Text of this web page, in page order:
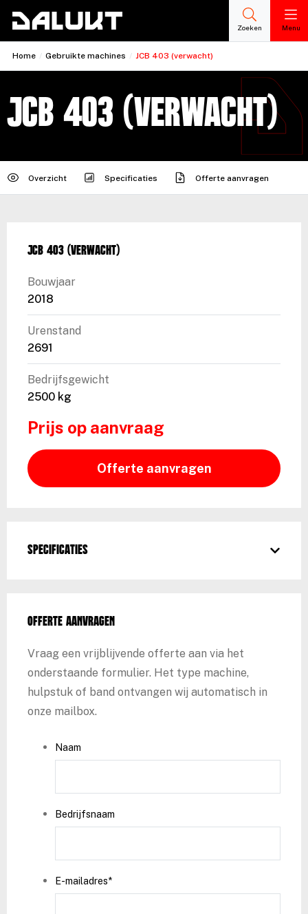
Zoeken Menu
Home / Gebruikte machines / JCB 403 (verwacht)
JCB 403 (verwacht)
Overzicht Specificaties Offerte aanvragen
JCB 403 (verwacht)
Bouwjaar
2018
Urenstand
2691
Bedrijfsgewicht
2500 kg
Prijs op aanvraag
Offerte aanvragen
Specificaties
Offerte aanvragen
Vraag een vrijblijvende offerte aan via het
onderstaande formulier. Het type machine,
hulpstuk of band ontvangen wij automatisch in
onze mailbox.
Naam
Bedrijfsnaam
E-mailadres*